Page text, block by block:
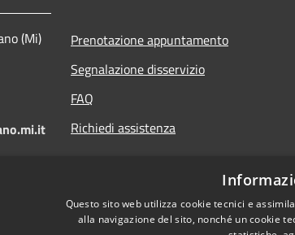
(Mi)
Prenotazione appuntamento
Segnalazione disservizio
FAQ
Richiedi assistenza
Questo sito web utilizza cookie tecnici e
alla navigazione del sito, nonché un cookie